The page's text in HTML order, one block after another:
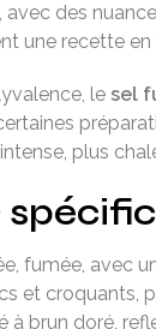
, avec des
une recette
le sel
plus
fumée, avec
et croquants,
à brun doré,